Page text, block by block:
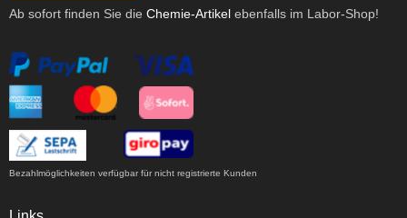
Ab sofort finden Sie die Chemie-Artikel ebenfalls im Labor-Shop!
Bezahlmöglichkeiten verfügbar für nicht registrierte Kunden